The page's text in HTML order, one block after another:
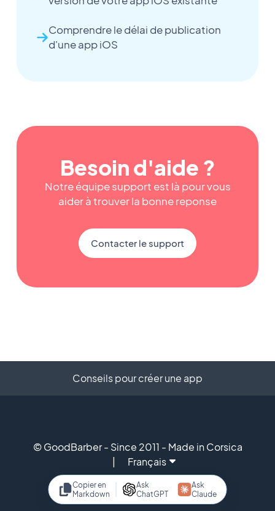
Copier en
Markdown
Ask
ChatGPT
Ask
Claude
Comprendre le délai de publication
d'une app iOS
Besoin d'aide ?
Notre équipe support est là pour vous
aider à trouver la bonne reponse
Contacter le support
Conseils pour créer une app
© GoodBarber - Since 2011 - Made in Corsica
Français